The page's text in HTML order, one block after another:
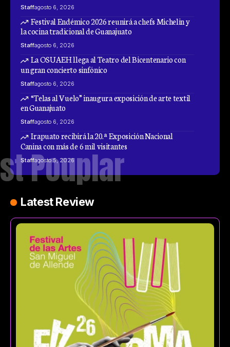
Staffagosto 6, 2026
Festival Endémico 2026 reunirá a chefs Michelin y
la cocina tradicional de Guanajuato
Staffagosto 6, 2026
La OSUAEH llega al Teatro del Bicentenario con
un gran concierto sinfónico
Staffagosto 6, 2026
“Telas al Vuelo” inaugura exposición de arte textil
en Guanajuato
Staffagosto 6, 2026
Irapuato recibirá la 20.ª Exposición Nacional
Canina con más de 6 mil visitantes
Staffagosto 5, 2026
Pouplar
Latest Review